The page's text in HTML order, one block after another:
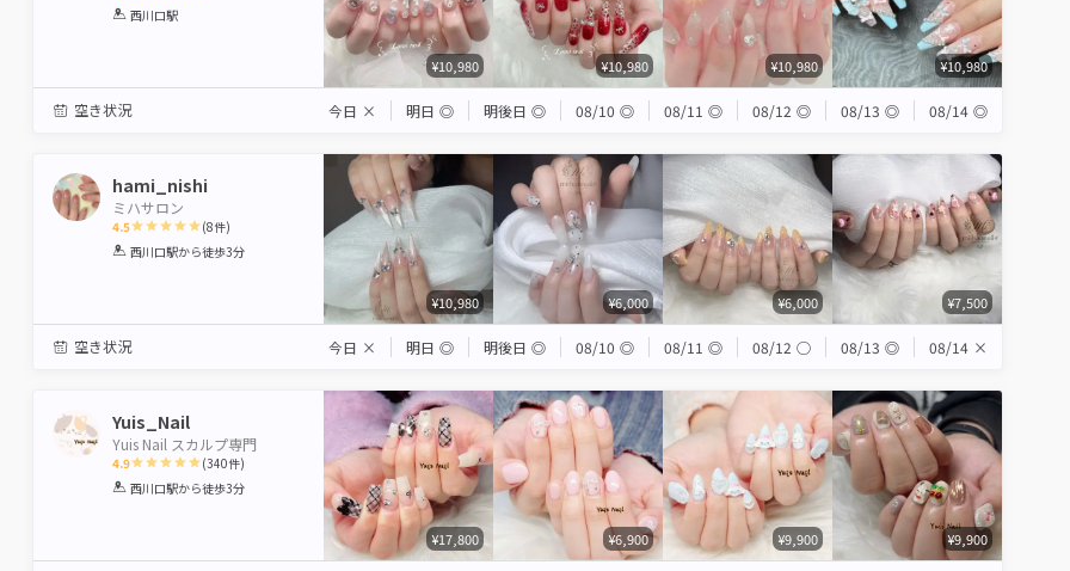
1 2 3 4
西川口駅
¥10,980 ¥10,980 ¥10,980 ¥10,980
空き状況 今日 × 明日 ◎ 明後日 ◎ 08/10 ◎ 08/11 ◎ 08/12 ◎ 08/13 ◎ 08/14 ◎
hami_nishi
ミハサロン
4.5
1 2 3 4 5
(8件)
西川口駅から徒歩3分
¥10,980 ¥6,000 ¥6,000 ¥7,500
空き状況 今日 × 明日 ◎ 明後日 ◎ 08/10 ◎ 08/11 ◎ 08/12 ◯ 08/13 ◎ 08/14 ×
Yuis_Nail
Yuis Nail スカルプ専門
4.9
1 2 3 4 5
(340件)
西川口駅から徒歩3分
¥17,800 ¥6,900 ¥9,900 ¥9,900